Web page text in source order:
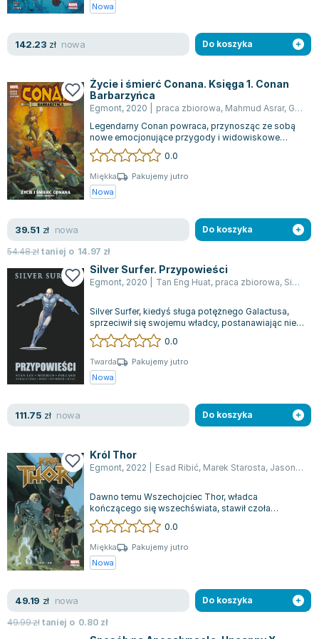
Książki do nauk przyrodniczych dla studentów
Książki do nauk społecznych dla studentów
Prawo - książki dla studentów
Technologia żywności - książki
Zarządzanie i marketing - książki
Nauka języków obcych - książki
Podręczniki dla nauczycieli - metodyka
Repetytoria, testy i materiały pomocnicze
Wanda Chotomska
Clive Staples Lewis
Martyna Wojciechowska
Melissa De la Cruz
Blanka Lipińska
Jaś Kapela
Agatha Christie
Marcin Kowalczyk
Piotr Zychowicz
Joanna Jabłczyńska
Piotr Kościelny
Jan Piński
Zygmunt Freud
Agata Passent
Michel Moran
Katarzyna Miller
Lew Tołstoj
Mark Twain
Marcin Meller
Paulina Młynarska
ks. Piotr Pawlukiewicz
Jarosław Sokołowski
Piotr Semka
Jarosław Iwaszkiewicz
Nowa
142.23 zł nowa Do koszyka
Życie i śmierć Conana. Księga 1. Conan
Barbarzyńca
Egmont, 2020 praca zbiorowa, Mahmud Asrar, Gerardo Zaffino
Legendarny Conan powraca, przynosząc ze sobą
nowe emocjonujące przygody i widowiskowe
starcia. Życie tego odważnego Cymeryjczyka n...
0.0
Miękka
Pakujemy jutro
Nowa
39.51 zł nowa
54.48złtaniej o 14.97 zł
Do koszyka
Silver Surfer. Przypowieści
Egmont, 2020 Tan Eng Huat, praca zbiorowa, Simon Spurrier
Silver Surfer, kiedyś sługa potężnego Galactusa,
sprzeciwił się swojemu władcy, postanawiając nie
uczestniczyć w zagładzie Ziemi....
0.0
Twarda
Pakujemy jutro
Nowa
111.75 zł nowa Do koszyka
Król Thor
Egmont, 2022 Esad Ribić, Marek Starosta, Jason,
Dawno temu Wszechojciec Thor, władca
kończącego się wszechświata, stawił czoła
Gorrowi Bogobójcy, uzbrojonemu w Czarny
Nekromiecz....
0.0
Miękka
Pakujemy jutro
Nowa
49.19 zł nowa
49.99złtaniej o 0.80 zł
Do koszyka